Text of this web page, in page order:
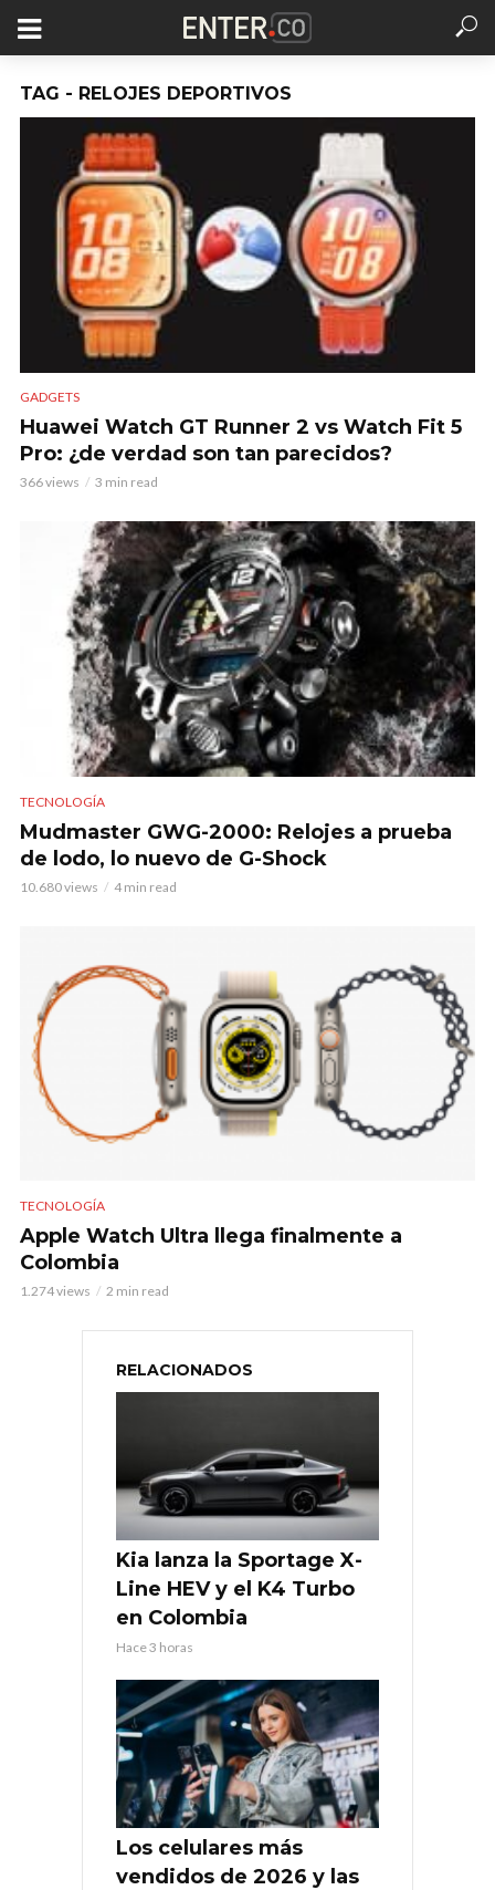
TAG - RELOJES DEPORTIVOS
GADGETS
Huawei Watch GT Runner 2 vs Watch Fit 5
Pro: ¿de verdad son tan parecidos?
366 views 3 min read
TECNOLOGÍA
Mudmaster GWG-2000: Relojes a prueba
de lodo, lo nuevo de G-Shock
10.680 views 4 min read
TECNOLOGÍA
Apple Watch Ultra llega finalmente a
Colombia
1.274 views 2 min read
RELACIONADOS
Kia lanza la Sportage X-
Line HEV y el K4 Turbo
en Colombia
Hace 3 horas
Los celulares más
vendidos de 2026 y las